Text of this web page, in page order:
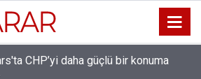
CHP’yi daha güçlü bir konuma